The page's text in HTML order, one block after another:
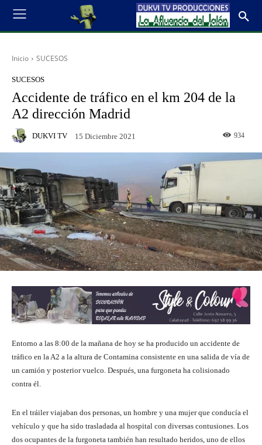
Inicio SUCESOS
SUCESOS
Accidente de tráfico en el km 204 de la
A2 dirección Madrid
DUKVI TV 15 Diciembre 2021 934
Entorno a las 8:00 de la mañana de hoy se ha producido un accidente de
tráfico en la A2 a la altura de Contamina consistente en una salida de vía de
un camión y posterior vuelco. Después, una furgoneta ha colisionado
contra él.
En el tráiler viajaban dos personas, un hombre y una mujer que conducía el
vehículo y que ha sido trasladada al hospital con diversas contusiones. Los
dos ocupantes de la furgoneta también han resultado heridos, uno de ellos